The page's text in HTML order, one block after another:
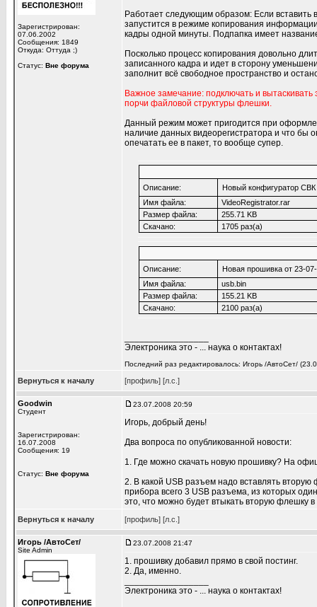
Зарегистрирован:
07.06.2002
Сообщения: 1849
Откуда: Оттуда ;)
Статус: Вне форума
Работает следующим образом: Если вставить
запустится в режиме копирования
кадры одной минуты. Подпапка имеет
Посколько процесс копирования довольно
записанного кадра и идет в сторону
заполнит всё свободное пространство и
Важное замечание: подключать и
порчи файловой структуры флешки.
Данный режим может пригодится при
наличие данных видеорегистратора и что бы
опечатать ее в пакет, то вообще супер.
Описание:
Новый конфигуратор СВК
Имя файла:
VideoRegistrator.rar
Размер файла:
255.71 KB
Скачано:
1705 раз(а)
Описание:
Новая прошивка от 23-
Имя файла:
usb.bin
Размер файла:
155.21 KB
Скачано:
2100 раз(а)
Электроника это - ... наука о контактах!
Последний раз редактировалось: Игорь /АвтоСет/
Вернуться к началу [профиль] [л.с.]
Goodwin
Студент
Зарегистрирован:
16.07.2008
Сообщения: 19
Статус: Вне форума
23.07.2008 20:59
Игорь, добрый день!
Два вопроса по опубликованной новости:
1. Где можно скачать новую прошивку? На
2. В какой USB разъем надо вставлять
прибора всего 3 USB разъема, из которых
это, что можно будет втыкать вторую флешку
Вернуться к началу [профиль] [л.с.]
Игорь /АвтоСет/
Site Admin
23.07.2008 21:47
1. прошивку добавил прямо в свой постинг.
2. Да, именно.
Электроника это - ... наука о контактах!